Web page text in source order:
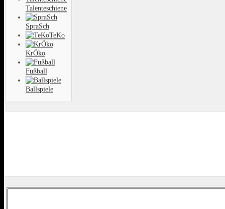
Talenteschiene
SpraSch
TeKo
KrÖko
Fußball
Ballspiele